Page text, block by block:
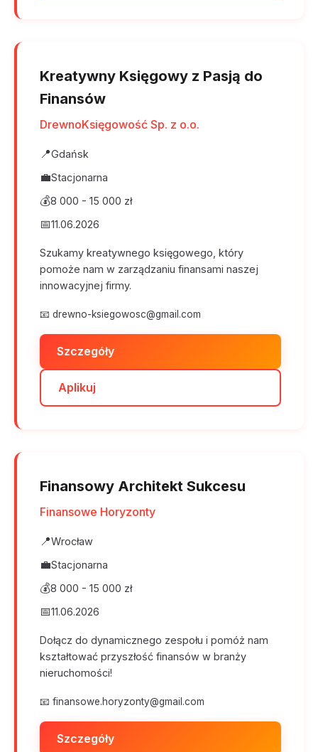
Kreatywny Księgowy z Pasją do
Finansów
DrewnoKsięgowość Sp. z o.o.
📍Gdańsk
💼Stacjonarna
💰8 000 - 15 000 zł
📅11.06.2026
Szukamy kreatywnego księgowego, który
pomoże nam w zarządzaniu finansami naszej
innowacyjnej firmy.
📧 drewno-ksiegowosc@gmail.com
Szczegóły
Aplikuj
Finansowy Architekt Sukcesu
Finansowe Horyzonty
📍Wrocław
💼Stacjonarna
💰8 000 - 15 000 zł
📅11.06.2026
Dołącz do dynamicznego zespołu i pomóż nam
kształtować przyszłość finansów w branży
nieruchomości!
📧 finansowe.horyzonty@gmail.com
Szczegóły